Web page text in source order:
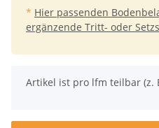
* Hier passenden
ergänzende Tritt- oder
x
Artikel ist pro lfm teilbar (z.